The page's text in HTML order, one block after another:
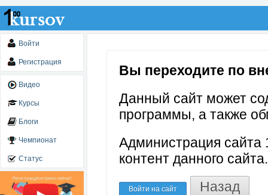
Войти
Регистрация
Видео
Курсы
Блоги
Чемпионат
Статус
Вы переходите по
Данный сайт может
программы, а также
Администрация сайта
контент данного сайта.
Войти на сайт Назад